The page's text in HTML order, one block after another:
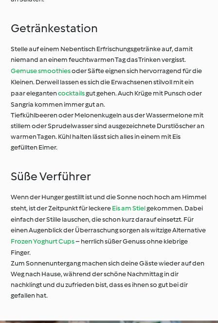
Getränkestation
Stelle auf einem Nebentisch Erfrischungsgetränke auf, damit
niemand an einem feuchtwarmen Tag das Trinken vergisst.
Gemuse smoothiesoder Säfte eignen sich hervorragend für die
Kleinen. Derweil lassen es sich die Erwachsenen stilvoll mit ein
paar elegantencocktailsgut gehen. Auch Krüge mit Punsch oder
Sangria kommen immer gut an.
Tiefkühlbeeren oder Melonenkugeln aus der Wassermelone mit
stillem oder Sprudelwasser sind ausgezeichnete Durstlöscher an
warmen Tagen. Kühl halten lässt sich alles in einem mit Eis
gefüllten Eimer.
Süße Verführer
Wenn der Hunger gestillt ist und die Sonne noch hoch am Himmel
steht, ist der Zeitpunkt für leckereEis am Stielgekommen. Dabei
einfach der Stille lauschen, die schon kurz darauf einsetzt. Für
einen Augenblick der Überraschung sorgen als witzige Alternative
Frozen Yoghurt Cups– herrlich süßer Genuss ohne klebrige
Finger.
Zum Sonnenuntergang machen sich deine Gäste wieder auf den
Weg nach Hause, während der schöne Nachmittag in dir
nachklingt und du zufrieden bist, dass es ihnen so gut bei dir
gefallen hat.